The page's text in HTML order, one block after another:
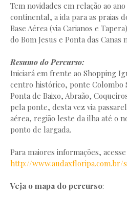
Tem novidades em relação ao
continental, a ida para as praias
Base Aérea (via Carianos e
do Bom Jesus e Ponta das Canas
Resumo do Percurso:
Iniciará em frente ao Shopping
centro histórico, ponte Colombo
Ponta de Baixo, Abraão,
pela ponte, desta vez via
aérea, região leste da ilha até o
ponto de largada.
Para maiores informações,
http://www.audaxfloripa.com.br/
Veja o mapa do percurso: